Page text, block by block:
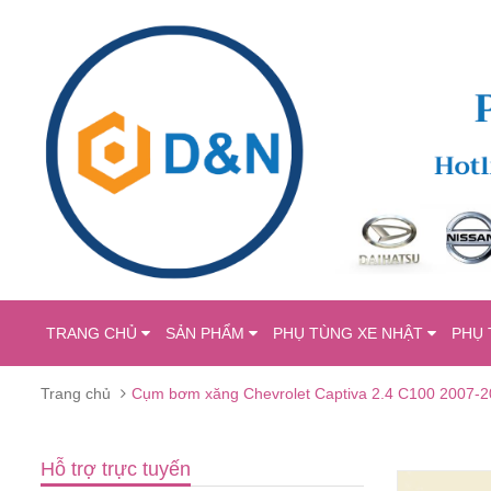
TRANG CHỦ SẢN PHẨM PHỤ TÙNG XE NHẬT PHỤ
Trang chủ Cụm bơm xăng Chevrolet Captiva 2.4 C100 2007-
Hỗ trợ trực tuyến